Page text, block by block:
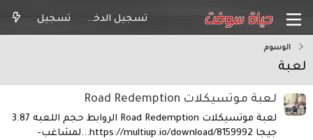
تسجيل الدخول تسجيل
الوسوم
لعبة
لعبة موتسيكلات Road Redemption
لعبة موتسيكلات Road Redemption الروابط حجم اللعبه 3.87
جيجا https://multiup.io/download/8159992...لمشاغب-